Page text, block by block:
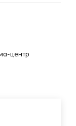
центр